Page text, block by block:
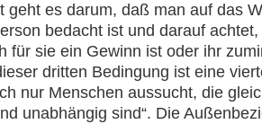
geht es darum, daß man auf das
bedacht ist und darauf
für sie ein Gewinn ist oder ihr
dritten Bedingung ist eine
nur Menschen aussucht, die
unabhängig sind“. Die